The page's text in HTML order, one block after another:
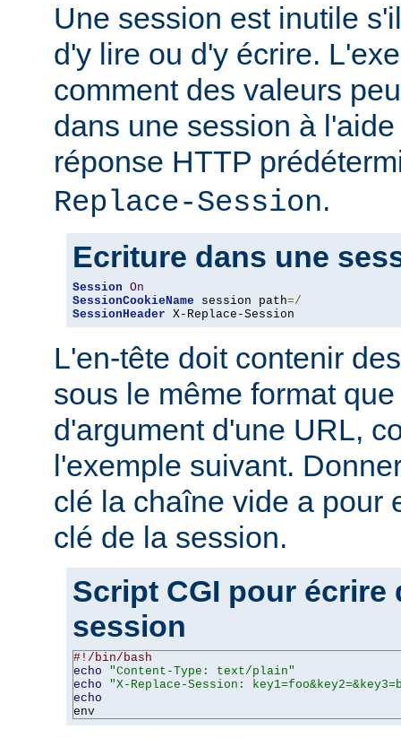
Une session est inutile
d'y lire ou d'y écrire.
comment des valeurs
dans une session à
réponse HTTP
Replace-Session.
Ecriture dans une
Session On
SessionCookieName session path=/
SessionHeader X-Replace-Session
L'en-tête doit contenir
sous le même format
d'argument d'une URL,
l'exemple suivant.
clé la chaîne vide a pour
clé de la session.
Script CGI pour écrire
session
#!/bin/bash
echo
"Content-Type: text/plain"
echo
"X-Replace-Session:
echo
env